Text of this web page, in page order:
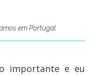
em Portugal
importante e eu